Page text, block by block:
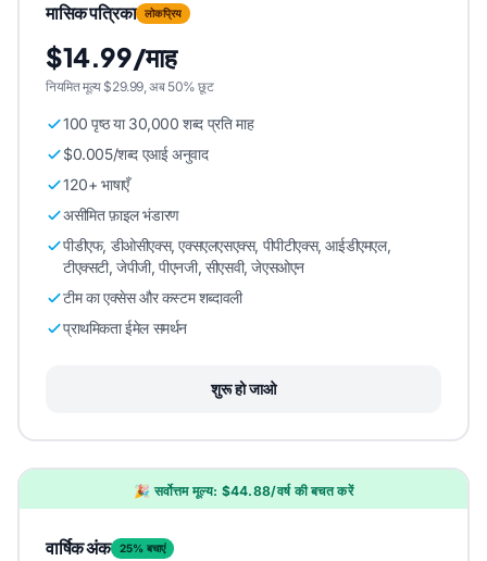
मासिक पत्रिका लोकप्रिय
$14.99/माह
नियमित मूल्य $29.99, अब 50% छूट
100 पृष्ठ या 30,000 शब्द प्रति माह
$0.005/शब्द एआई अनुवाद
120+ भाषाएँ
असीमित फ़ाइल भंडारण
पीडीएफ, डीओसीएक्स, एक्सएलएसएक्स, पीपीटीएक्स, आईडीएमएल,
टीएक्सटी, जेपीजी, पीएनजी, सीएसवी, जेएसओएन
टीम का एक्सेस और कस्टम शब्दावली
प्राथमिकता ईमेल समर्थन
शुरू हो जाओ
🎉 सर्वोत्तम मूल्य: $44.88/वर्ष की बचत करें
वार्षिक अंक 25% बचाएं